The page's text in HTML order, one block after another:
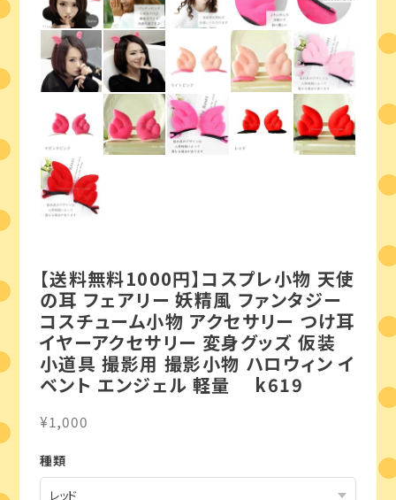
【送料無料1000円】コスプレ小物 天使
の耳 フェアリー 妖精風 ファンタジー
コスチューム小物 アクセサリー つけ耳
イヤーアクセサリー 変身グッズ 仮装
小道具 撮影用 撮影小物 ハロウィン イ
ベント エンジェル 軽量 k619
¥1,000
種類